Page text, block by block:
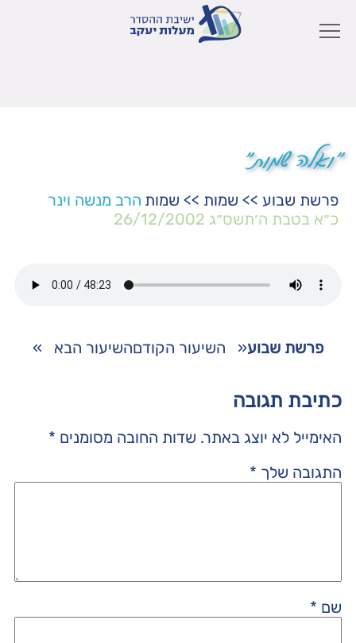
"ואלה שמות"
פרשת שבוע >> שמות >> שמות הרב מנשה וינר
כ״א בטבת ה׳תשס״ג 26/12/2002
פרשת שבוע« השיעור הקודםהשיעור הבא »
כתיבת תגובה
האימייל לא יוצג באתר. שדות החובה מסומנים *
התגובה שלך *
שם *